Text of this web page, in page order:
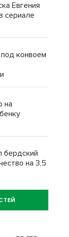
Евгения
сериале
конвоем
на
бердский
на 3,5